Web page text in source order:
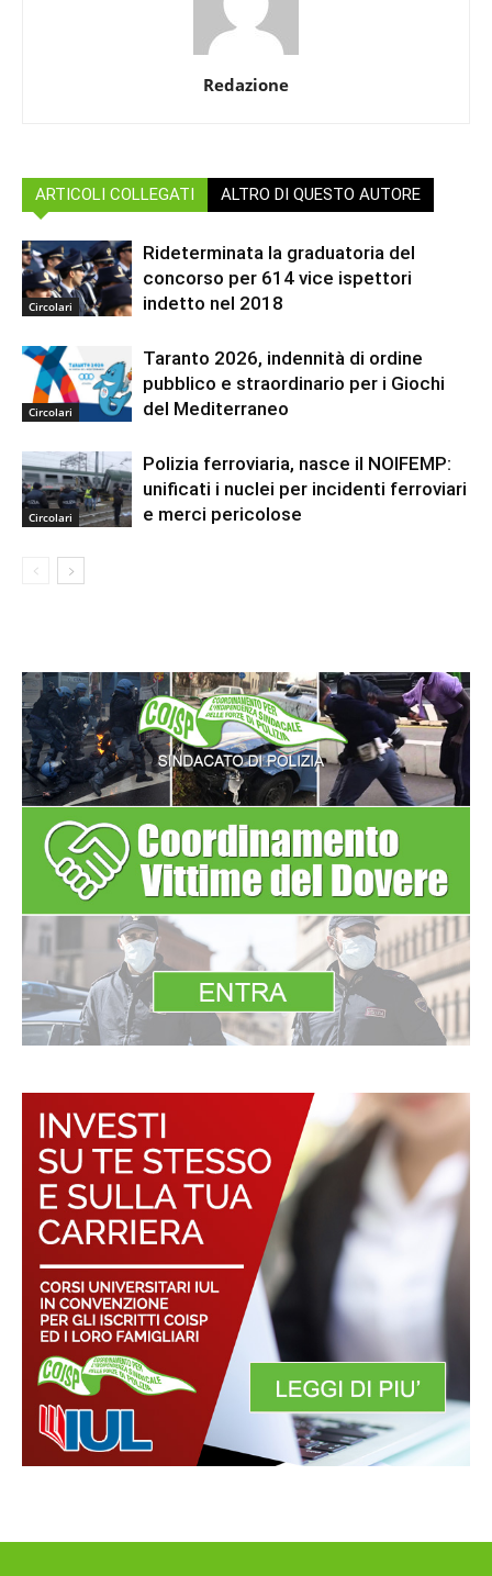
Redazione
ARTICOLI COLLEGATI ALTRO DI QUESTO AUTORE
Circolari
Rideterminata la graduatoria del
concorso per 614 vice ispettori
indetto nel 2018
Circolari
Taranto 2026, indennità di ordine
pubblico e straordinario per i Giochi
del Mediterraneo
Circolari
Polizia ferroviaria, nasce il NOIFEMP:
unificati i nuclei per incidenti ferroviari
e merci pericolose